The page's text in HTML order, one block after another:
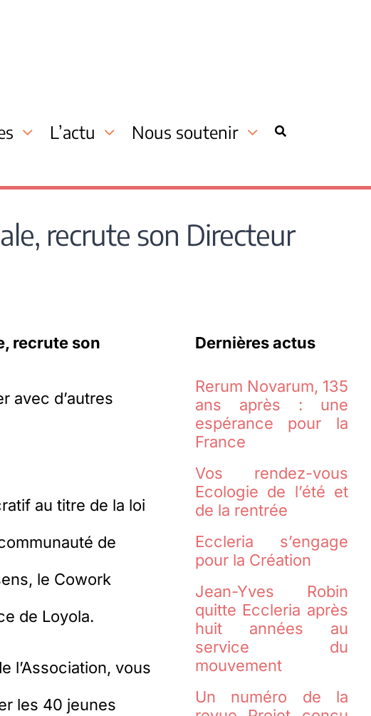
L’actu
Nous soutenir
recrute son Directeur
recrute son
avec d’autres
au titre de la loi
de
le Cowork
de Loyola.
l’Association, vous
les 40 jeunes
Dernières actus
Rerum Novarum, 135
ans après : une
espérance pour la
France
Vos rendez-vous
Ecologie de l’été et
de la rentrée
Eccleria s’engage
pour la Création
Jean-Yves Robin
quitte Eccleria après
huit années au
service du
mouvement
Un numéro de la